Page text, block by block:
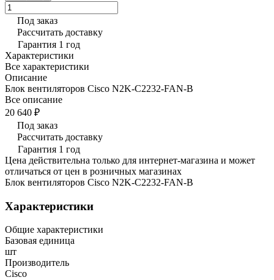
Под заказ
Рассчитать доставку
Гарантия 1 год
Характеристики
Все характеристики
Описание
Блок вентиляторов Cisco N2K-C2232-FAN-B
Все описание
20 640 ₽
Под заказ
Рассчитать доставку
Гарантия 1 год
Цена действительна только для интернет-магазина и может
отличаться от цен в розничных магазинах
Блок вентиляторов Cisco N2K-C2232-FAN-B
Характеристики
Общие характеристики
Базовая единица
шт
Производитель
Cisco